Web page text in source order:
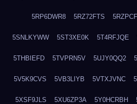
5RP6DWR8 5RZ72FTS
5SNLKYWW 5ST3XE0K 5T4RFJQE
5THBIEFD 5TVPRN5V 5UJY0QQ2
5V5K9CVS 5VB3LIYB 5VTXJVNC
5XSF9JLS 5XU6ZP3A 5Y0HCRBH